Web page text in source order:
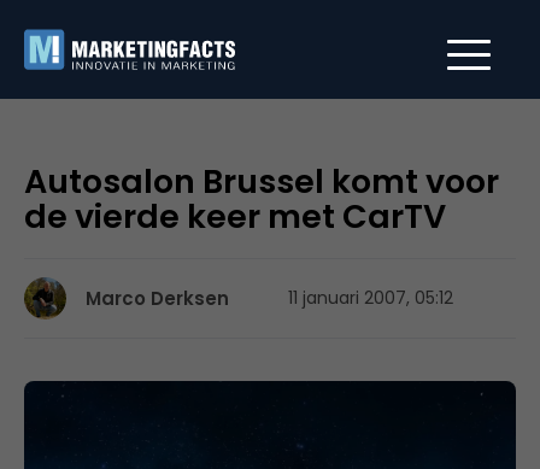
Autosalon Brussel komt voor
de vierde keer met CarTV
Marco Derksen 11 januari 2007, 05:12